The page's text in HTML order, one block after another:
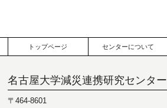
トップページ センターについて
名古屋大学減災連携研究センター
〒464-8601